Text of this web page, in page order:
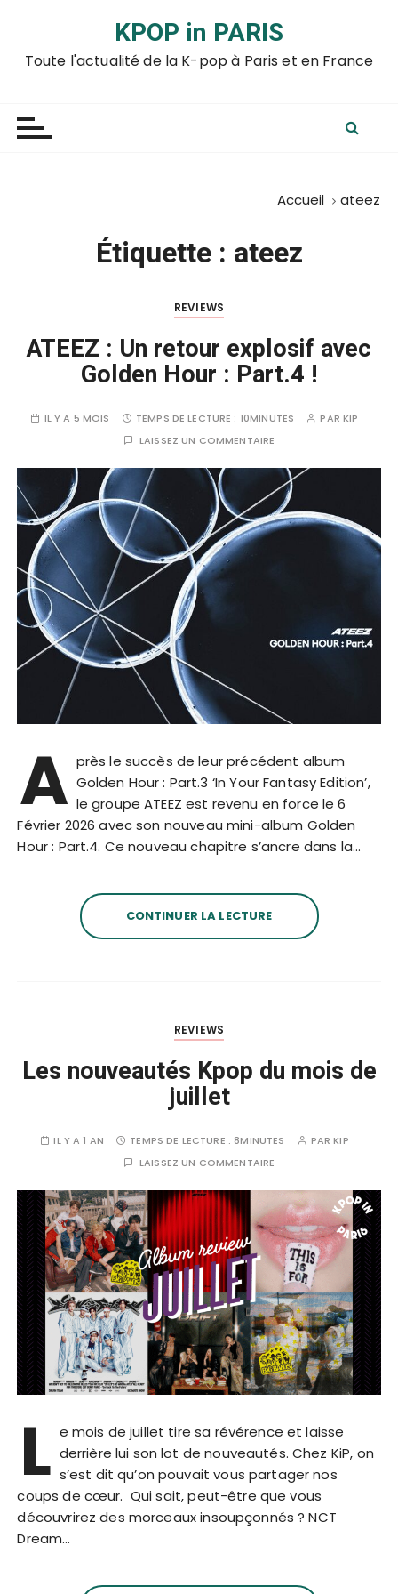
KPOP in PARIS
Toute l'actualité de la K-pop à Paris et en France
Accueil ateez
Étiquette : ateez
REVIEWS
ATEEZ : Un retour explosif avec
Golden Hour : Part.4 !
IL Y A 5 MOIS TEMPS DE LECTURE : 10MINUTES PARKIP
LAISSEZ UN COMMENTAIRE
A près le succès de leur précédent album
Golden Hour : Part.3 ‘In Your Fantasy Edition’,
le groupe ATEEZ est revenu en force le 6
Février 2026 avec son nouveau mini-album Golden
Hour : Part.4. Ce nouveau chapitre s’ancre dans la…
CONTINUER LA LECTURE
REVIEWS
Les nouveautés Kpop du mois de
juillet
IL Y A 1 AN TEMPS DE LECTURE :8MINUTES PARKIP
LAISSEZ UN COMMENTAIRE
L e mois de juillet tire sa révérence et laisse
derrière lui son lot de nouveautés. Chez KiP, on
s’est dit qu’on pouvait vous partager nos
coups de cœur. Qui sait, peut-être que vous
découvrirez des morceaux insoupçonnés ? NCT
Dream…